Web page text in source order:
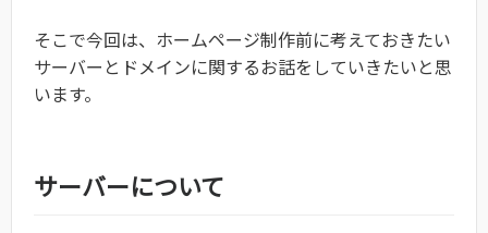
そこで今回は、ホームページ制作前に考えておきたい
サーバーとドメインに関するお話をしていきたいと思
います。
サーバーについて